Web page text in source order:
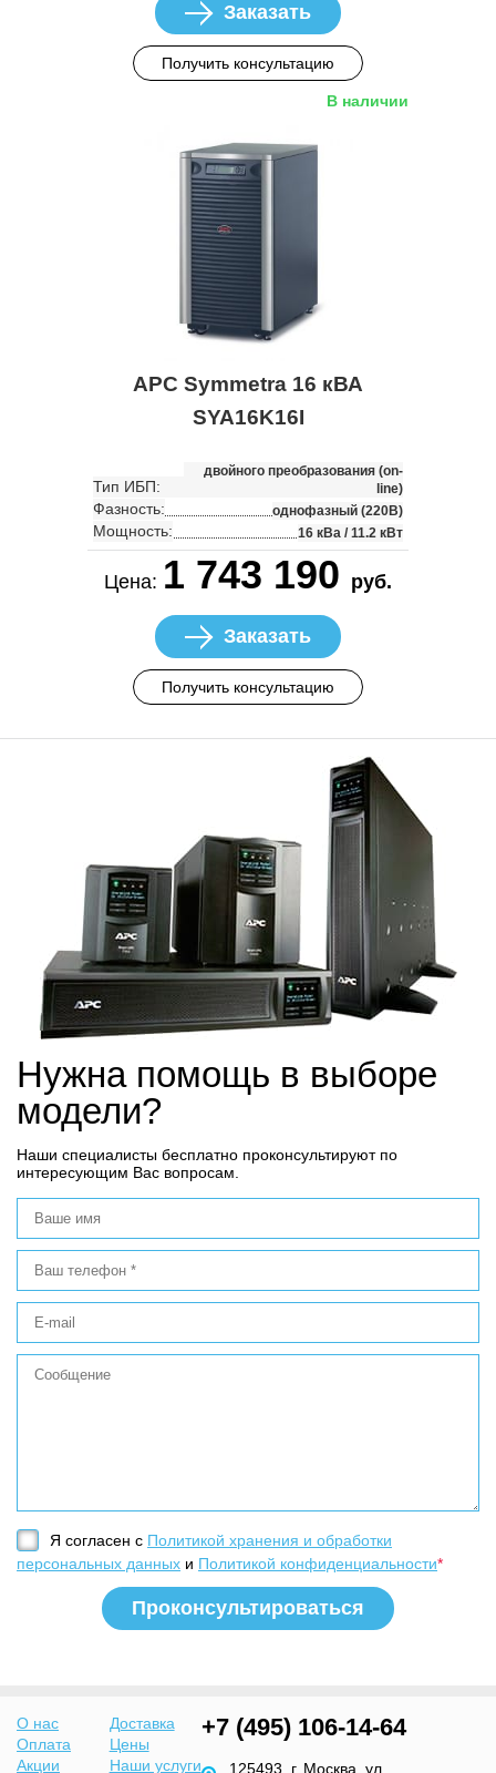
Заказать
Получить консультацию
В наличии
APC Symmetra 16 кВА
SYA16K16I
Тип ИБП:
двойного преобразования (on-
line)
Фазность: однофазный (220В)
Мощность: 16 кВа / 11.2 кВт
Цена: 1 743 190 руб.
Заказать
Получить консультацию
Нужна помощь в выборе
модели?
Наши специалисты бесплатно проконсультируют по
интересующим Вас вопросам.
Я согласен с Политикой хранения и обработки
персональных данных и Политикой конфиденциальности*
О нас
Доставка
Оплата
Цены
Акции
Наши услуги
+7 (495) 106-14-64
125493, г. Москва, ул.